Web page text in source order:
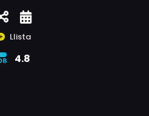
Llista
4.8